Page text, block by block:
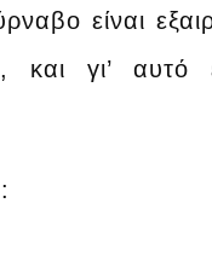
είναι
γι’ αυτό